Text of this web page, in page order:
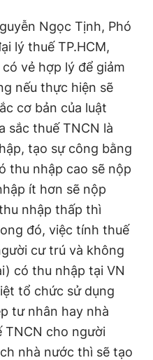
Ngọc Tịnh, Phó
lý thuế TP.HCM,
vẻ hợp lý để giảm
nếu thực hiện sẽ
cơ bản của luật
sắc thuế TNCN là
tạo sự công bằng
thu nhập cao sẽ nộp
ít hơn sẽ nộp
nhập thấp thì
đó, việc tính thuế
cư trú và không
có thu nhập tại VN
tổ chức sử dụng
tư nhân hay nhà
TNCN cho người
nhà nước thì sẽ tạo